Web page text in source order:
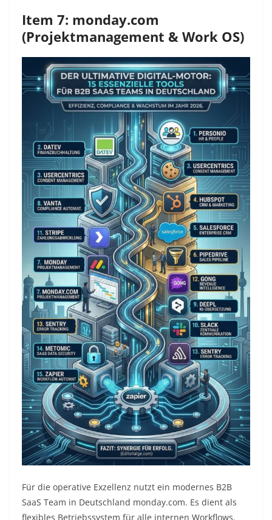
Item 7: monday.com
(Projektmanagement & Work OS)
Für die operative Exzellenz nutzt ein modernes B2B
SaaS Team in Deutschland monday.com. Es dient als
flexibles Betriebssystem für alle internen Workflows.